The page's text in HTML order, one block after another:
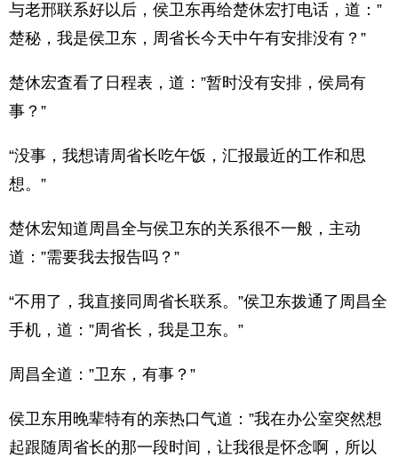
与老邢联系好以后，侯卫东再给楚休宏打电话，道：”
楚秘，我是侯卫东，周省长今天中午有安排没有？”
楚休宏査看了日程表，道：”暂时没有安排，侯局有
事？”
“没事，我想请周省长吃午饭，汇报最近的工作和思
想。”
楚休宏知道周昌全与侯卫东的关系很不一般，主动
道：”需要我去报告吗？”
“不用了，我直接同周省长联系。”侯卫东拨通了周昌全
手机，道：”周省长，我是卫东。”
周昌全道：”卫东，有事？”
侯卫东用晚辈特有的亲热口气道：”我在办公室突然想
起跟随周省长的那一段时间，让我很是怀念啊，所以